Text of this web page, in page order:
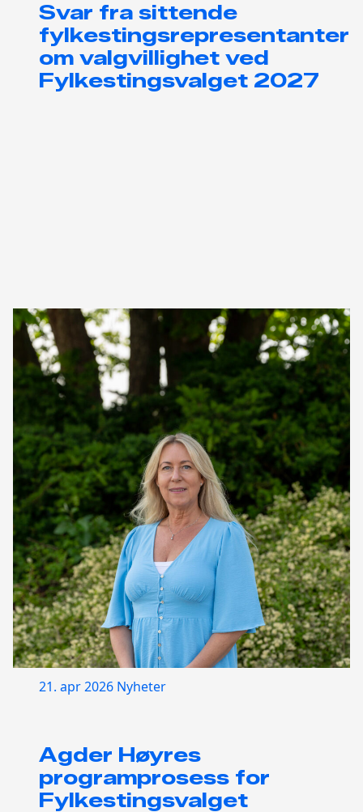
Svar fra sittende
fylkestingsrepresentanter
om valgvillighet ved
Fylkestingsvalget 2027
21. apr 2026 Nyheter
Agder Høyres
programprosess for
Fylkestingsvalget